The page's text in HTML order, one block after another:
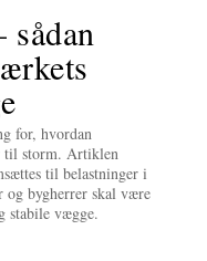
for, hvordan
til storm. Artiklen
til belastninger i
bygherrer skal være
stabile vægge.